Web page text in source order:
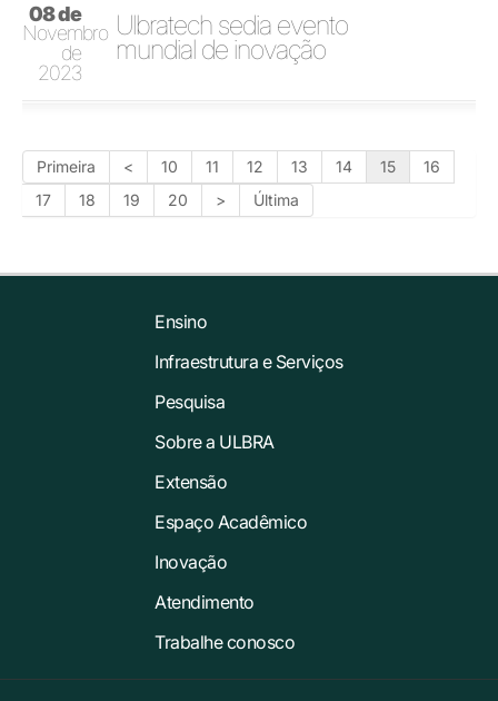
08 de
Novembro
de
2023
Ulbratech sedia evento
mundial de inovação
Primeira < 10 11 12 13 14 15
16
17
18 19 20 > Última
Ensino
Infraestrutura e Serviços
Pesquisa
Sobre a ULBRA
Extensão
Espaço Acadêmico
Inovação
Atendimento
Trabalhe conosco